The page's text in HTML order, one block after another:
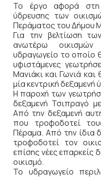
Το έργο αφορά στη
ύδρευσης των
Περάματος του Δήμου
Για την βελτίωση
ανωτέρω
υδραγωγείο το οποίο
υφιστάμενες
Μανιάκι και Γωνιά
μία κεντρική
Η παροχή των
δεξαμενή Τσιπραγό
Από την δεξαμενή
που τροφοδοτεί
Πέραμα. Από την ίδια
τροφοδοτεί τον
επίσης νέες επαρκείς
οικισμό.
Το υδραγωγείο